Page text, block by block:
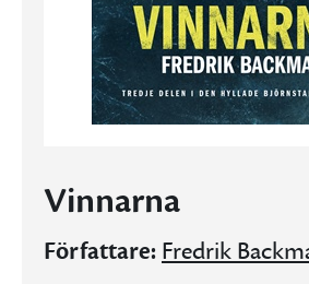
Vinnarna
Författare: Fredrik